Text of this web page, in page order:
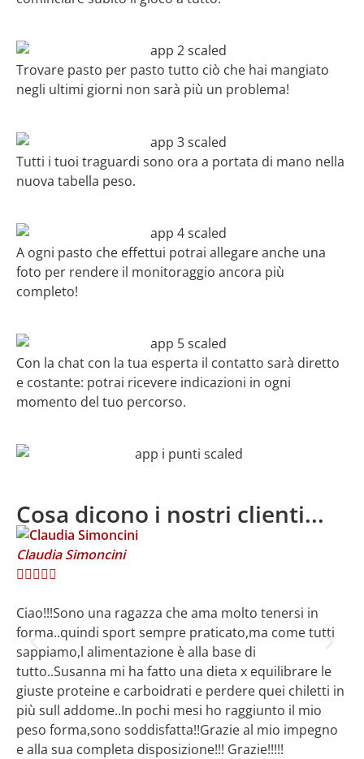
Trovare pasto per pasto tutto ciò che hai mangiato
negli ultimi giorni non sarà più un problema!
Tutti i tuoi traguardi sono ora a portata di mano nella
nuova tabella peso.
A ogni pasto che effettui potrai allegare anche una
foto per rendere il monitoraggio ancora più
completo!
Con la chat con la tua esperta il contatto sarà diretto
e costante: potrai ricevere indicazioni in ogni
momento del tuo percorso.
Cosa dicono i nostri clienti...
Claudia Simoncini

Ciao!!!Sono una ragazza che ama molto tenersi in
forma..quindi sport sempre praticato,ma come tutti
sappiamo,l alimentazione è alla base di
tutto..Susanna mi ha fatto una dieta x equilibrare le
giuste proteine e carboidrati e perdere quei chiletti in
più sull addome..In pochi mesi ho raggiunto il mio
peso forma,sono soddisfatta!!Grazie al mio impegno
e alla sua completa disposizione!!! Grazie!!!!!